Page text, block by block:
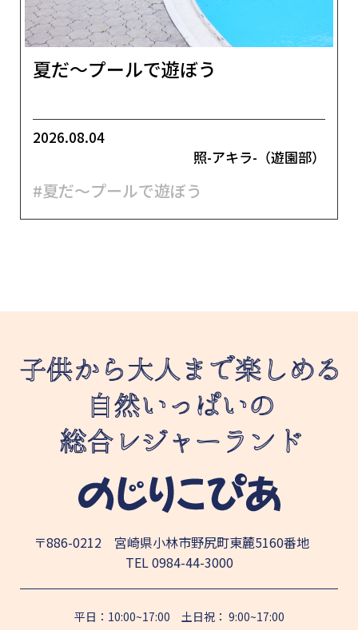
夏だ～プールで遊ぼう
2026.08.04
照-アキラ-（遊園部）
#夏だ～プールで遊ぼう
〒886-0212 宮崎県小林市野尻町東麓5160番地
TEL0984-44-3000
平日：10:00~17:00 土日祝： 9:00~17:00